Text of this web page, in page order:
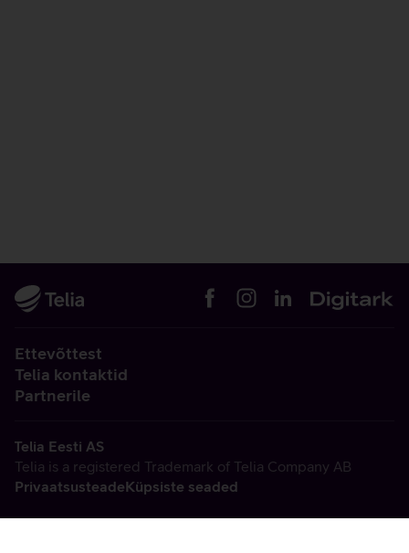
Ettevõttest
Telia kontaktid
Partnerile
Telia Eesti AS
Telia is a registered Trademark of Telia Company AB
PrivaatsusteadeKüpsiste seaded